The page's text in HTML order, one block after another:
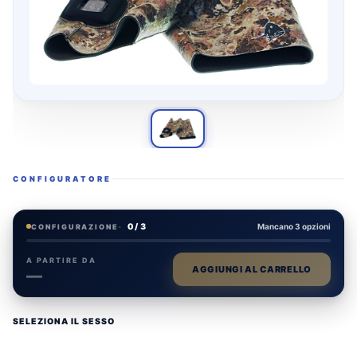
CONFIGURATORE
CONFIGURAZIONE· 0 / 3 Mancano 3 opzioni
A PARTIRE DA
— AGGIUNGI AL CARRELLO
SELEZIONA IL SESSO